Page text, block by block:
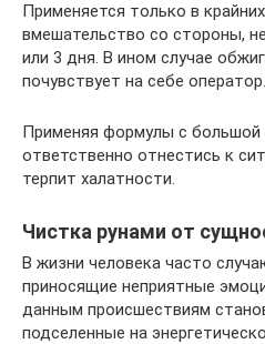
Применяется только в
вмешательство со стороны,
или 3 дня. В ином случае
почувствует на себе оператор.
Применяя формулы с большой
ответственно отнестись к
терпит халатности.
Чистка рунами от
В жизни человека часто
приносящие неприятные
данным происшествиям
подселенные на